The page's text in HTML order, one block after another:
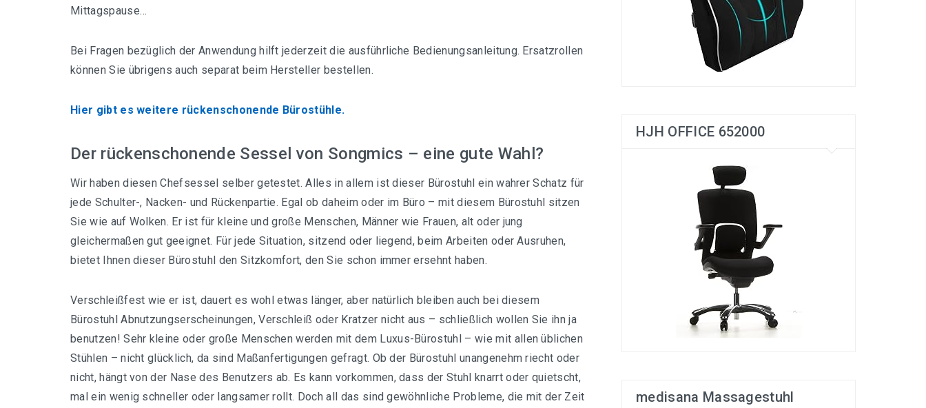
Mittagspause…
Bei Fragen bezüglich der Anwendung hilft jederzeit die ausführliche Bedienungsanleitung. Ersatzrollen
können Sie übrigens auch separat beim Hersteller bestellen.
Hier gibt es weitere rückenschonende Bürostühle.
Der rückenschonende Sessel von Songmics – eine gute Wahl?
Wir haben diesen Chefsessel selber getestet. Alles in allem ist dieser Bürostuhl ein wahrer Schatz für
jede Schulter-, Nacken- und Rückenpartie. Egal ob daheim oder im Büro – mit diesem Bürostuhl sitzen
Sie wie auf Wolken. Er ist für kleine und große Menschen, Männer wie Frauen, alt oder jung
gleichermaßen gut geeignet. Für jede Situation, sitzend oder liegend, beim Arbeiten oder Ausruhen,
bietet Ihnen dieser Bürostuhl den Sitzkomfort, den Sie schon immer ersehnt haben.
Verschleißfest wie er ist, dauert es wohl etwas länger, aber natürlich bleiben auch bei diesem
Bürostuhl Abnutzungserscheinungen, Verschleiß oder Kratzer nicht aus – schließlich wollen Sie ihn ja
benutzen! Sehr kleine oder große Menschen werden mit dem Luxus-Bürostuhl – wie mit allen üblichen
Stühlen – nicht glücklich, da sind Maßanfertigungen gefragt. Ob der Bürostuhl unangenehm riecht oder
nicht, hängt von der Nase des Benutzers ab. Es kann vorkommen, dass der Stuhl knarrt oder quietscht,
mal ein wenig schneller oder langsamer rollt. Doch all das sind gewöhnliche Probleme, die mit der Zeit
HJH OFFICE 652000
medisana Massagestuhl